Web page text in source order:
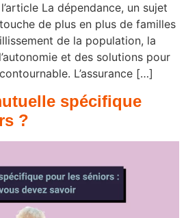
La dépendance, un sujet
de plus en plus de familles
de la population, la
et des solutions pour
L’assurance […]
spécifique
?